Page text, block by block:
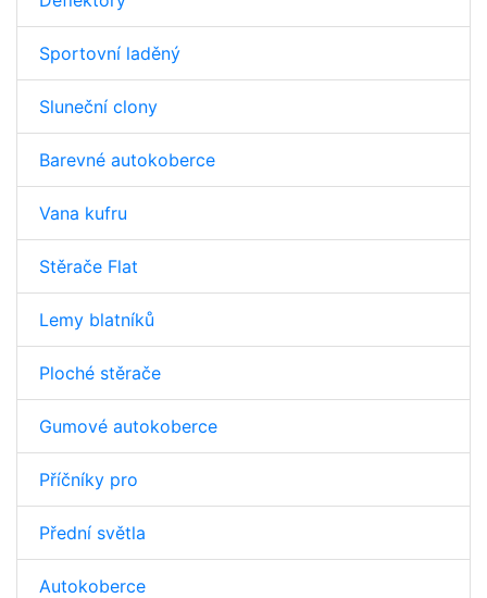
Sportovní laděný
Sluneční clony
Barevné autokoberce
Vana kufru
Stěrače Flat
Lemy blatníků
Ploché stěrače
Gumové autokoberce
Příčníky pro
Přední světla
Autokoberce